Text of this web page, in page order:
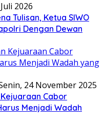
2026
Tulisan, Ketua SIWO
Dengan Dewan
24 November 2025
Cabor
Menjadi Wadah